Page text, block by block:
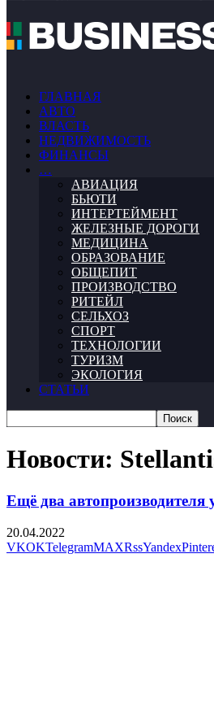
ГЛАВНАЯ
АВТО
ВЛАСТЬ
НЕДВИЖИМОСТЬ
ФИНАНСЫ
…
АВИАЦИЯ
БЬЮТИ
ИНТЕРТЕЙМЕНТ
ЖЕЛЕЗНЫЕ ДОРОГИ
МЕДИЦИНА
ОБРАЗОВАНИЕ
ОБЩЕПИТ
ПРОИЗВОДСТВО
РИТЕЙЛ
СЕЛЬХОЗ
СПОРТ
ТЕХНОЛОГИИ
ТУРИЗМ
ЭКОЛОГИЯ
СТАТЬИ
Новости:
Ещё два автопроизводителя
20.04.2022
VKOKTelegramMAXRssYandex